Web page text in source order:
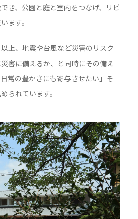
き、公園と庭と室内をつなげ、リビ
ます。
以上、地震や台風など災害のリスク
害に備えるか、と同時にその備え
常の豊かさにも寄与させたい」そ
られています。